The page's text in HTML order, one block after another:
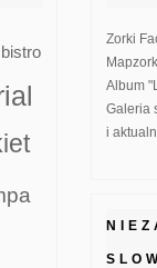
bistro
Zorki
Album
Galeria
i